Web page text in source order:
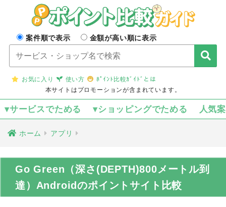
案件順で表示 金額が高い順に表示
お気に入り 使い方
ﾎﾟｲﾝﾄ比較ｶﾞｲﾄﾞとは
本サイトはプロモーションが含まれています。
▾サービスでためる ▾ショッピングでためる 人気
ホーム アプリ
Go Green（深さ(DEPTH)800メートル到
達）Androidのポイントサイト比較